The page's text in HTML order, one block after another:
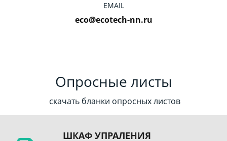
EMAIL
eco@ecotech-nn.ru
Опросные листы
скачать бланки опросных листов
ШКАФ УПРАЛЕНИЯ